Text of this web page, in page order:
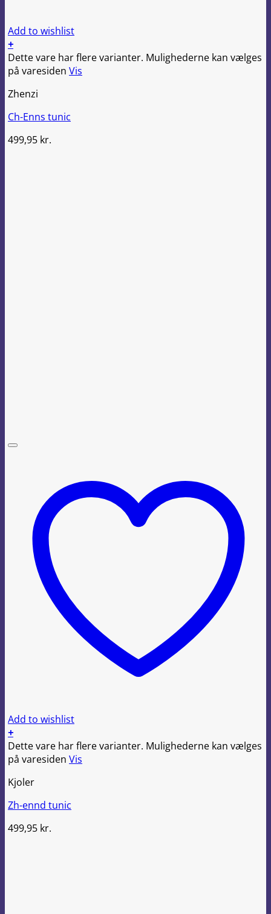
Add to wishlist
+
Dette vare har flere varianter. Mulighederne kan vælges
på varesiden Vis
Zhenzi
Ch-Enns tunic
499,95 kr.
Add to wishlist
+
Dette vare har flere varianter. Mulighederne kan vælges
på varesiden Vis
Kjoler
Zh-ennd tunic
499,95 kr.